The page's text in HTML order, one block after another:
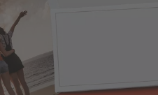
Vybrať produkt